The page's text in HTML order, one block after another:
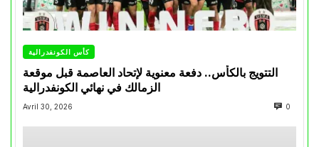
كأس الكونفدرالية
التتويج بالكأس.. دفعة معنوية لإتحاد العاصمة قبل موقعة
الزمالك في نهائي الكونفدرالية
Avril 30, 2026 0